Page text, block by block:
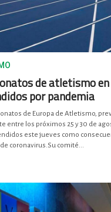
de atletismo
por pandemia
de Europa de Atletismo,
entre los próximos 25 y 30 de
este jueves como
coronavirus.Su comité...